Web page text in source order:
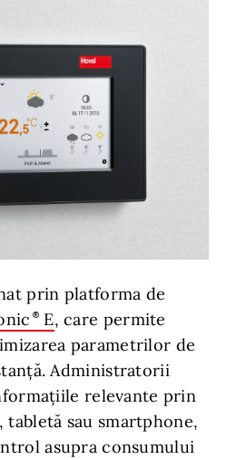
prin platforma de
E, care permite
parametrilor de
Administratorii
relevante prin
sau smartphone,
asupra consumului